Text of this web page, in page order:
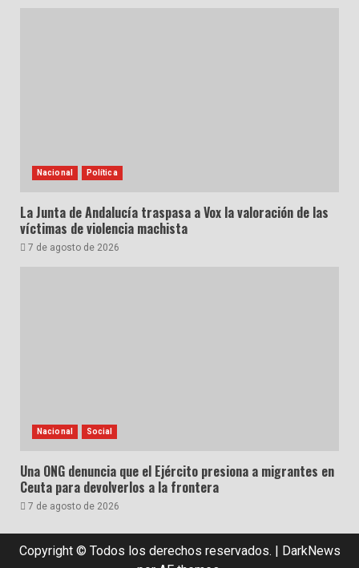
Nacional Política
La Junta de Andalucía traspasa a Vox la valoración de las
víctimas de violencia machista
7 de agosto de 2026
Nacional Social
Una ONG denuncia que el Ejército presiona a migrantes en
Ceuta para devolverlos a la frontera
7 de agosto de 2026
Copyright © Todos los derechos reservados. | DarkNews